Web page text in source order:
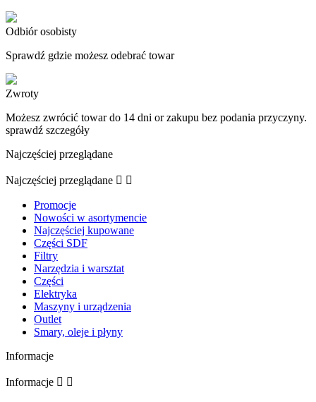
Odbiór osobisty
Sprawdź gdzie możesz odebrać towar
Zwroty
Możesz zwrócić towar do 14 dni or zakupu bez podania przyczyny.
sprawdź szczegóły
Najczęściej przeglądane
Najczęściej przeglądane  
Promocje
Nowości w asortymencie
Najczęściej kupowane
Części SDF
Filtry
Narzędzia i warsztat
Części
Elektryka
Maszyny i urządzenia
Outlet
Smary, oleje i płyny
Informacje
Informacje  